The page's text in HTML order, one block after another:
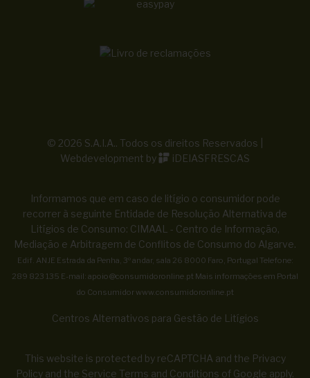
© 2026 S.A.I.A.. Todos os direitos Reservados |
Webdevelopment by
iDEIASFRESCAS
Informamos que em caso de litígio o consumidor pode
recorrer à seguinte Entidade de Resolução Alternativa de
Litígios de Consumo: CIMAAL - Centro de Informação,
Mediação e Arbitragem de Conflitos de Consumo do Algarve.
Edif. ANJE Estrada da Penha, 3º andar, sala 26 8000 Faro, Portugal Telefone:
289 823 135 E-mail: apoio@consumidoronline.pt Mais informações em Portal
do Consumidor www.consumidoronline.pt
Centros Alternativos para Gestão de Litígios
This website is protected by reCAPTCHA and the Privacy
Policy and the Service Terms and Conditions of Google apply.